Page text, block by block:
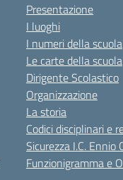
Presentazione
I luoghi
I numeri della scuola
Le carte della scuola
Dirigente Scolastico
Organizzazione
La storia
Codici disciplinari e
Sicurezza I.C. Ennio
Funzionigramma e